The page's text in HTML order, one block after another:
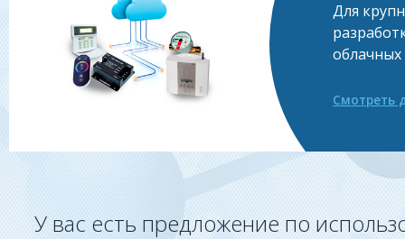
Для
Смотреть
У вас есть предложение по